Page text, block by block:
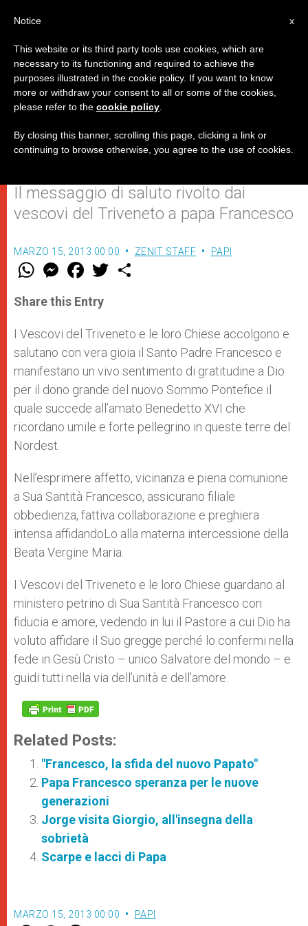
"Affetto, vicinanza e piena
comunione a Sua Santità
Francesco"
Il messaggio di saluto rivolto dai
vescovi del Triveneto a papa Francesco
MARZO 15, 2013 00:00 ZENIT STAFF PAPI
W
t
s
p
p
M
e
s
e
g
e
r
F
a
e
b
o
k
w
r
Share this Entry
I Vescovi del Triveneto e le loro Chiese accolgono e
salutano con vera gioia il Santo Padre Francesco e
manifestano un vivo sentimento di gratitudine a Dio
per il dono grande del nuovo Sommo Pontefice il
quale succede all’amato Benedetto XVI che
ricordano umile e forte pellegrino in queste terre del
Nordest.
Nell’esprimere affetto, vicinanza e piena comunione
a Sua Santità Francesco, assicurano filiale
obbedienza, fattiva collaborazione e preghiera
intensa affidandoLo alla materna intercessione della
Beata Vergine Maria.
I Vescovi del Triveneto e le loro Chiese guardano al
ministero petrino di Sua Santità Francesco con
fiducia e amore, vedendo in lui il Pastore a cui Dio ha
voluto affidare il Suo gregge perché lo confermi nella
fede in Gesù Cristo – unico Salvatore del mondo – e
guidi tutti nella via dell’unità e dell’amore.
Related Posts:
"Francesco, la sfida del nuovo Papato"
Papa Francesco speranza per le nuove
generazioni
Jorge visita Giorgio, all'insegna della
sobrietà
Scarpe e lacci di Papa
MARZO 15, 2013 00:00 PAPI
x
Notice
This website or its third party tools use cookies, which are
necessary to its functioning and required to achieve the
purposes illustrated in the cookie policy. If you want to know
more or withdraw your consent to all or some of the cookies,
please refer to the cookie policy
By closing this banner, scrolling this page, clicking a link or
continuing to browse otherwise, you agree to the use of cookies.